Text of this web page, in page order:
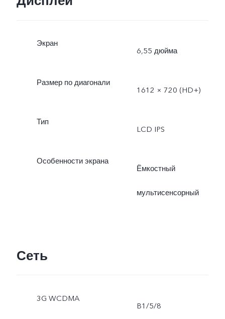
Экран
6,55 дюйма
Размер по диагонали
1612 × 720 (HD+)
Тип
LCD IPS
Особенности экрана
Ёмкостный
мультисенсорный
Сеть
3G WCDMA
B1/5/8